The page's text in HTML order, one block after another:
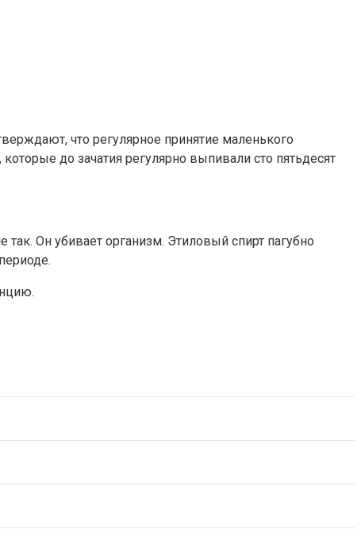
что регулярное принятие маленького
до зачатия регулярно выпивали сто пятьдесят
Он убивает организм. Этиловый спирт пагубно